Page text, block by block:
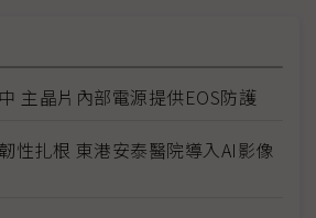
主晶片內部電源提供EOS防護
性扎根 東港安泰醫院導入AI影像